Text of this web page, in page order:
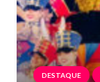
DESTAQUE